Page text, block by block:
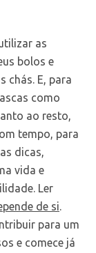
as
bolos e
chás. E, para
como
ao resto,
tempo, para
dicas,
vida e
Ler
de si
para um
e comece já